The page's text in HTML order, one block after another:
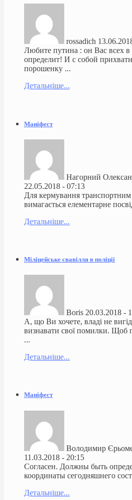
rossadich
Любите путина : он Вас всех в
определит! И с собой
порошенку ...
Детальніше...
Маніфест
Нагорний
22.05.2018 - 07:13
Для кермування транспортним
вимагається елементарне
Детальніше...
Міліцейське свавілля в поліції
Boris 20.03.2018 -
А, що Ви хочете, владі не
визнавати свої помилки. Щоб
...
Детальніше...
Маніфест
Володимир
11.03.2018 - 20:15
Согласен. Должны быть
координаты сегодняшнего
Детальніше...